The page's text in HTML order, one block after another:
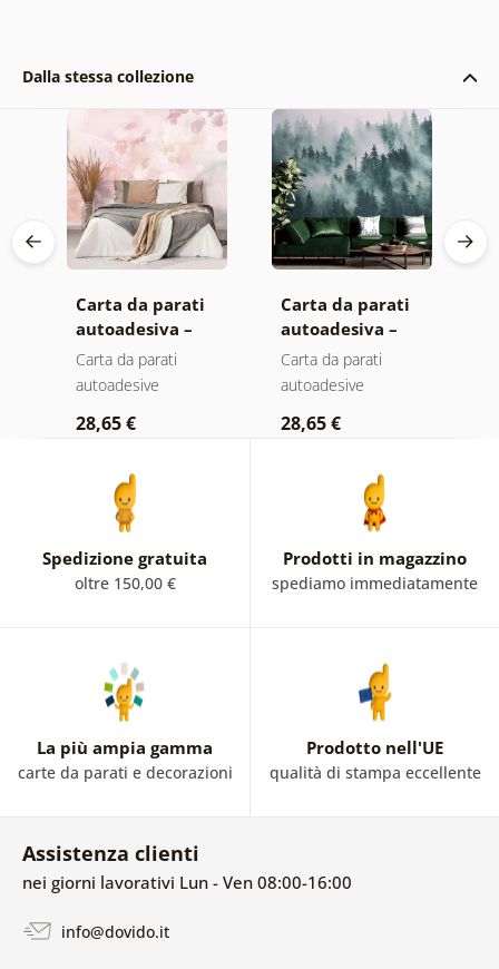
Dalla stessa collezione
Carta da parati
autoadesiva –
Foglie con
sfumatura
Carta da parati
autoadesive
28,65 €
Carta da parati
autoadesiva –
Foresta nella
nebbia
Carta da parati
autoadesive
28,65 €
Spedizione gratuita
oltre 150,00 €
Prodotti in magazzino
spediamo immediatamente
La più ampia gamma
carte da parati e decorazioni
Prodotto nell'UE
qualità di stampa eccellente
Assistenza clienti
nei giorni lavorativi Lun - Ven 08:00-16:00
info@dovido.it